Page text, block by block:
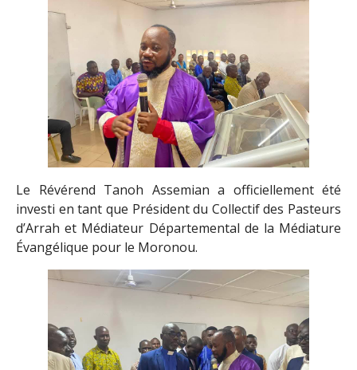
Le Révérend Tanoh Assemian a officiellement été
investi en tant que Président du Collectif des Pasteurs
d’Arrah et Médiateur Départemental de la Médiature
Évangélique pour le Moronou.